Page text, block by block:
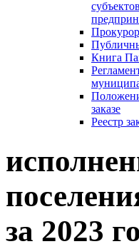
Прокурор
Книга
заказе
Реестр
за 2023